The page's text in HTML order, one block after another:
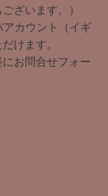
ざいます。）
カウント（イギ
けます。
お問合せフォー